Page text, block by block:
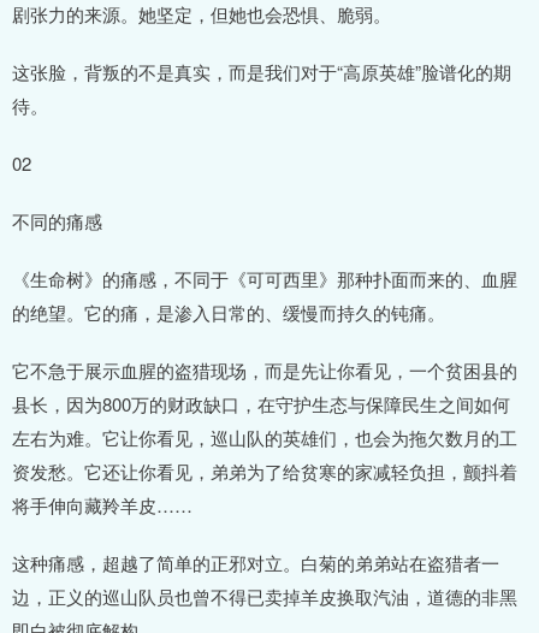
剧张力的来源。她坚定，但她也会恐惧、脆弱。
这张脸，背叛的不是真实，而是我们对于“高原英雄”脸谱化的期
待。
02
不同的痛感
《生命树》的痛感，不同于《可可西里》那种扑面而来的、血腥
的绝望。它的痛，是渗入日常的、缓慢而持久的钝痛。
它不急于展示血腥的盗猎现场，而是先让你看见，一个贫困县的
县长，因为800万的财政缺口，在守护生态与保障民生之间如何
左右为难。它让你看见，巡山队的英雄们，也会为拖欠数月的工
资发愁。它还让你看见，弟弟为了给贫寒的家减轻负担，颤抖着
将手伸向藏羚羊皮……
这种痛感，超越了简单的正邪对立。白菊的弟弟站在盗猎者一
边，正义的巡山队员也曾不得已卖掉羊皮换取汽油，道德的非黑